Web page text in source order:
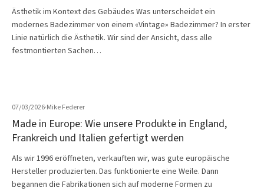
Ästhetik im Kontext des Gebäudes Was unterscheidet ein
modernes Badezimmer von einem «Vintage» Badezimmer? In erster
Linie natürlich die Ästhetik. Wir sind der Ansicht, dass alle
festmontierten Sachen…
07/03/2026·Mike Federer
Made in Europe: Wie unsere Produkte in England,
Frankreich und Italien gefertigt werden
Als wir 1996 eröffneten, verkauften wir, was gute europäische
Hersteller produzierten. Das funktionierte eine Weile. Dann
begannen die Fabrikationen sich auf moderne Formen zu